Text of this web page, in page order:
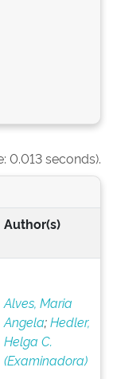
0.013 seconds).
Author(s)
Alves, Maria
Angela;Hedler,
Helga C.
(Examinadora)